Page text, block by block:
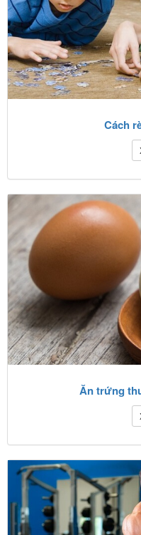
Cách
Ăn trứng